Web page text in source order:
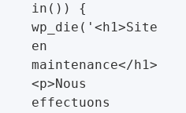
in()) {
wp_die('<h1>Site
en
maintenance</h1>
<p>Nous
effectuons